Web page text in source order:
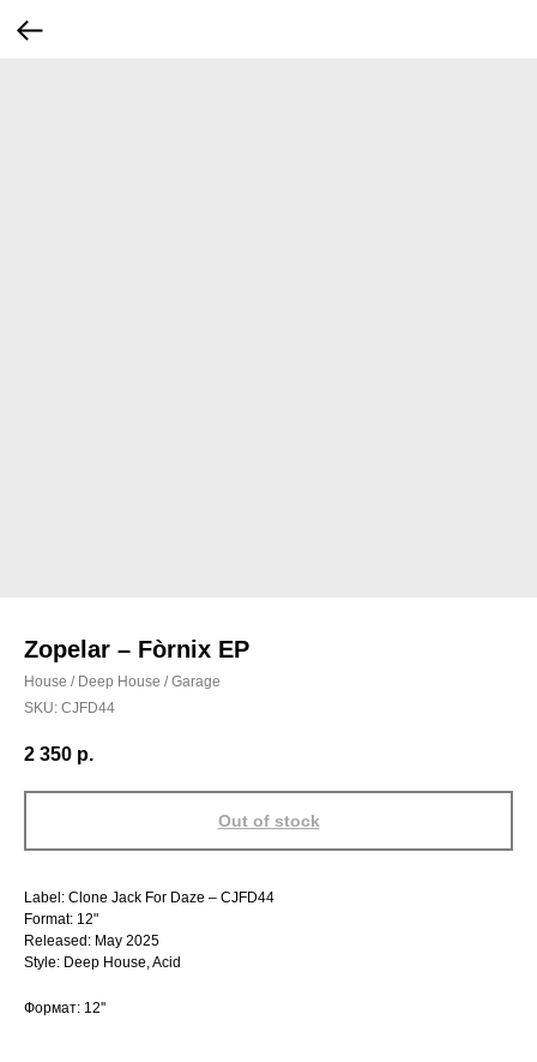
Zopelar – Fòrnix EP
House / Deep House / Garage
SKU: CJFD44
2 350 р.
Out of stock
Label: Clone Jack For Daze – CJFD44
Format: 12"
Released: May 2025
Style: Deep House, Acid
Формат: 12''